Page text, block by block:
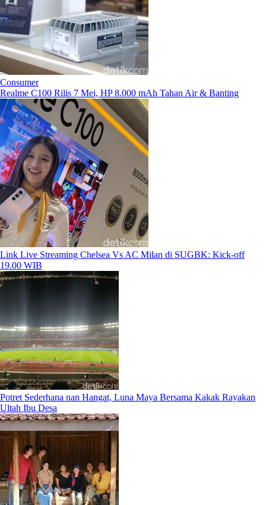
Consumer
Realme C100 Rilis 7 Mei, HP 8.000 mAh Tahan Air & Banting
Link Live Streaming Chelsea Vs AC Milan di SUGBK: Kick-off
19.00 WIB
Potret Sederhana nan Hangat, Luna Maya Bersama Kakak Rayakan
Ultah Ibu Desa